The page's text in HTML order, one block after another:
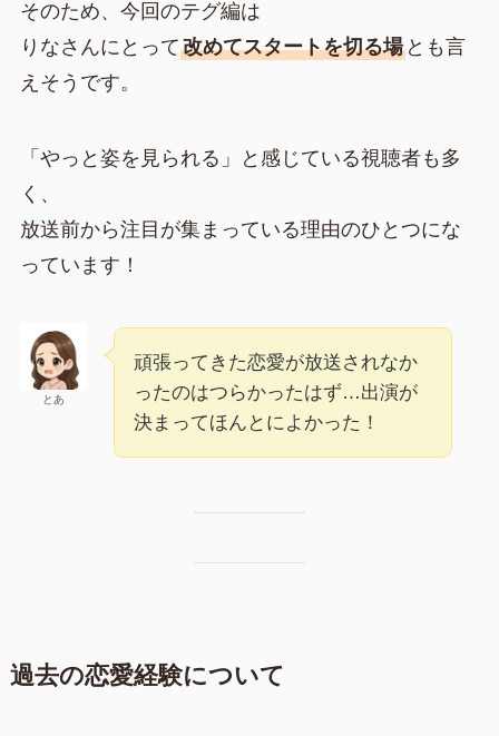
そのため、今回のテグ編は
りなさんにとって改めてスタートを切る場とも言
えそうです。
「やっと姿を見られる」と感じている視聴者も多
く、
放送前から注目が集まっている理由のひとつにな
っています！
とあ
頑張ってきた恋愛が放送されなか
ったのはつらかったはず…出演が
決まってほんとによかった！
過去の恋愛経験について